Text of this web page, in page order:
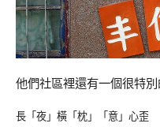
他們社區裡還有一個很特
長「夜」橫「枕」「意」心歪